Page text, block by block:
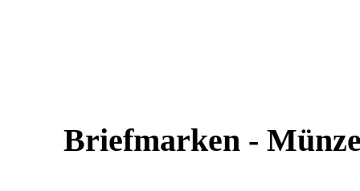
Briefmarken -